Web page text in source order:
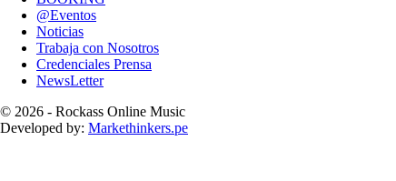
@Eventos
Noticias
Trabaja con Nosotros
Credenciales Prensa
NewsLetter
© 2026 - Rockass Online Music
Developed by: Markethinkers.pe